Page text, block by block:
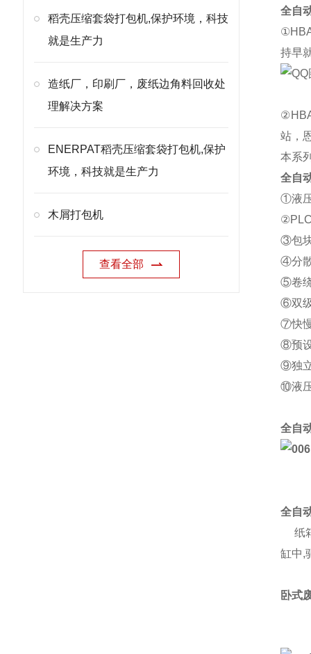
稻壳压缩套袋打包机,保护环境，科技
就是生产力
造纸厂，印刷厂，废纸边角料回收处
理解决方案
ENERPAT稻壳压缩套袋打包机,保护
环境，科技就是生产力
木屑打包机
查看全部
全自
持早
站，
本系
全自
①液
③包
④分
⑤卷
⑥双
⑦快
⑧预
⑨独
⑩液
全自
全自
纸
缸中,
卧式